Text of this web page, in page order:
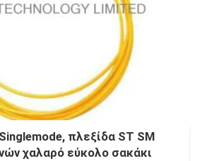
πλεξίδα ST SM
χαλαρό εύκολο σακάκι